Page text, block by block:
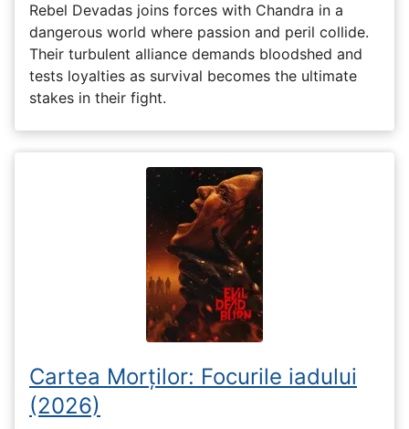
Rebel Devadas joins forces with Chandra in a
dangerous world where passion and peril collide.
Their turbulent alliance demands bloodshed and
tests loyalties as survival becomes the ultimate
stakes in their fight.
Cartea Morților: Focurile iadului
(2026)